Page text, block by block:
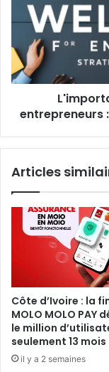
être
pour
entrepreneurs
Stratégies
conseils
entrepreneurs
Articles
Côte d’Ivoire : la
MOLO MOLO PAY
le million
seulement 13 mois
il y a 2 semaines